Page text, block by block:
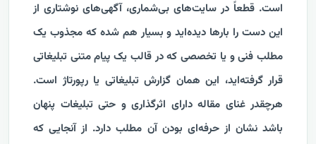
است. قطعاً در سایت‌های بی‌شماری، آگهی‌های نوشتاری از
این دست را بارها دیده‌اید و بسیار هم شده که مجذوب یک
مطلب فنی و یا تخصصی که در قالب یک پیام متنی تبلیغاتی
قرار گرفته‌اید، این همان گزارش تبلیغاتی یا رپورتاژ است.
هرچقدر غنای مقاله دارای اثرگذاری و حتی تبلیغات پنهان
باشد نشان از حرفه‌ای بودن آن مطلب دارد. از آنجایی که